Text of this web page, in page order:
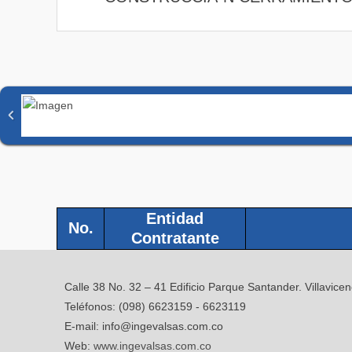
No.
Entidad
Contratante
Calle 38 No. 32 – 41 Edificio Parque Santander.
Teléfonos: (098) 6623159 - 6623119
E-mail: info@ingevalsas.com.co
Web: www.ingevalsas.com.co